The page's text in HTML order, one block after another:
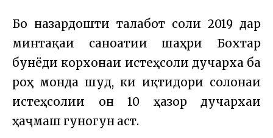
Бо назардошти талабот соли 2019 дар
минтақаи саноатии шаҳри Бохтар
бунёди корхонаи истеҳсоли дучарха ба
роҳ монда шуд, ки иқтидори солонаи
истеҳсолии он 10 ҳазор дучархаи
ҳаҷмаш гуногун аст.